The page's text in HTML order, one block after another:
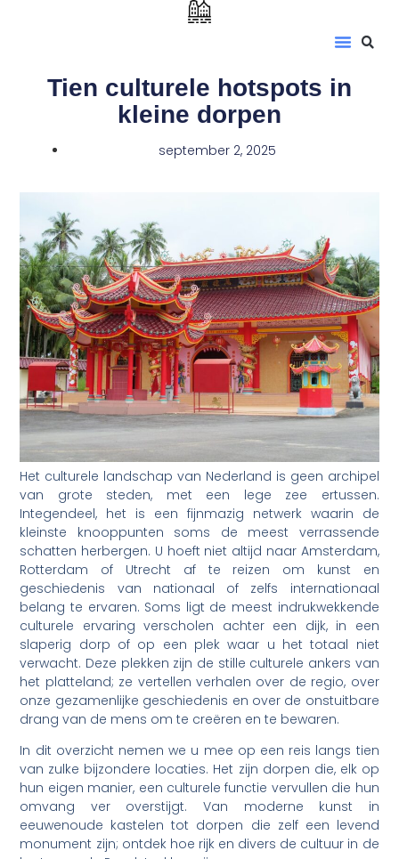
Tien culturele hotspots in
kleine dorpen
september 2, 2025
Het culturele landschap van Nederland is geen archipel
van grote steden, met een lege zee ertussen.
Integendeel, het is een fijnmazig netwerk waarin de
kleinste knooppunten soms de meest verrassende
schatten herbergen. U hoeft niet altijd naar Amsterdam,
Rotterdam of Utrecht af te reizen om kunst en
geschiedenis van nationaal of zelfs internationaal
belang te ervaren. Soms ligt de meest indrukwekkende
culturele ervaring verscholen achter een dijk, in een
slaperig dorp of op een plek waar u het totaal niet
verwacht. Deze plekken zijn de stille culturele ankers van
het platteland; ze vertellen verhalen over de regio, over
onze gezamenlijke geschiedenis en over de onstuitbare
drang van de mens om te creëren en te bewaren.
In dit overzicht nemen we u mee op een reis langs tien
van zulke bijzondere locaties. Het zijn dorpen die, elk op
hun eigen manier, een culturele functie vervullen die hun
omvang ver overstijgt. Van moderne kunst in
eeuwenoude kastelen tot dorpen die zelf een levend
monument zijn; ontdek hoe rijk en divers de cultuur in de